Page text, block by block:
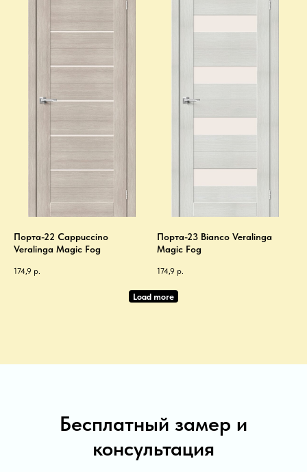
Порта-22 Cappuccino
Veralinga Magic Fog
174,9 р.
Порта-23 Bianco Veralinga
Magic Fog
174,9 р.
Load more
Бесплатный замер и
консультация